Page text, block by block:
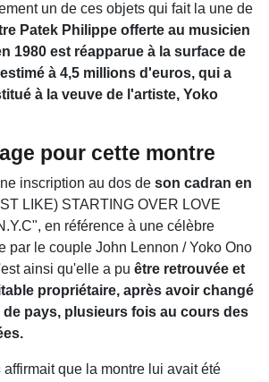
un de ces objets qui fait la une de
Patek Philippe offerte au musicien
1980 est réapparue à la surface de
à 4,5 millions d'euros, qui a
à la veuve de l'artiste, Yoko
pour cette montre
inscription au dos de son cadran en
LIKE) STARTING OVER LOVE
en référence à une célèbre
par le couple John Lennon / Yoko Ono
ainsi qu'elle a pu être retrouvée et
propriétaire, après avoir changé
de pays, plusieurs fois au cours des
affirmait que la montre lui avait été